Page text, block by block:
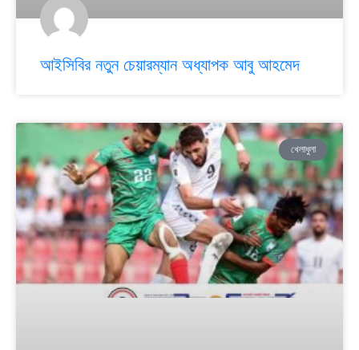
আইসিবির নতুন চেয়ারম্যান অধ্যাপক আবু আহমেদ
খেলাধুলা